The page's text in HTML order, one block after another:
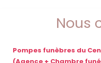
Nous
Pompes funèbres du